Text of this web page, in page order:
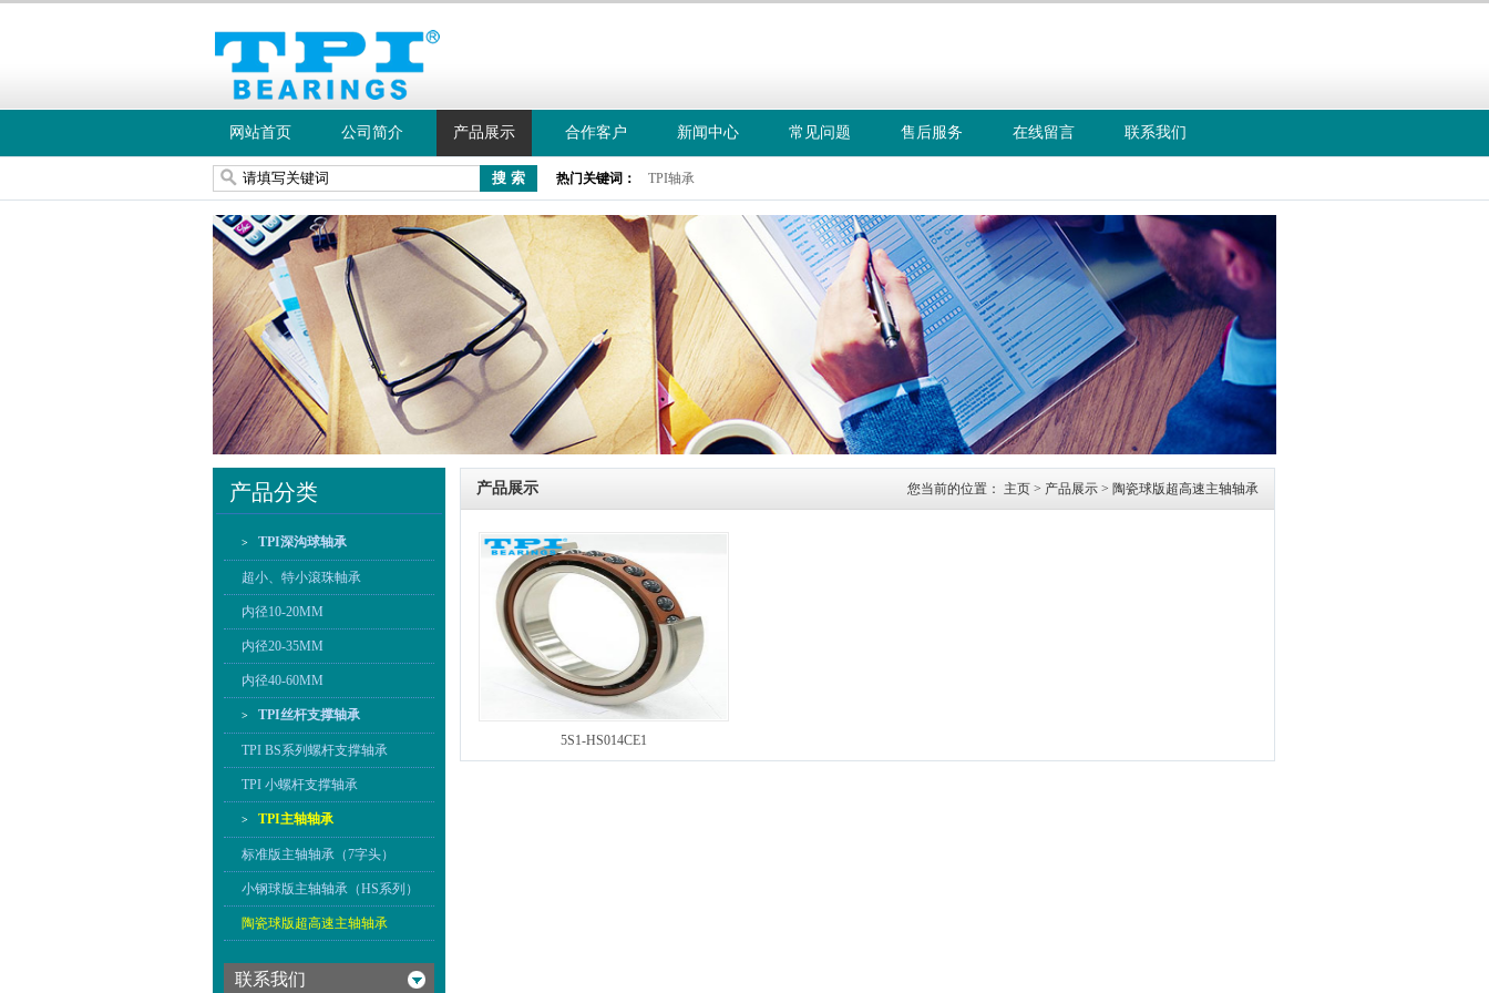
咨询热线：
网站首页 公司简介 产品展示 合作客户 新闻中心 常见问题 售后服务 在线留言 联系我们
热门关键词： TPI轴承
产品分类
> TPI深沟球轴承
超小、特小滾珠軸承
内径10-20MM
内径20-35MM
内径40-60MM
> TPI丝杆支撑轴承
TPI BS系列螺杆支撑轴承
TPI 小螺杆支撑轴承
> TPI主轴轴承
标准版主轴轴承（7字头）
小钢球版主轴轴承（HS系列）
陶瓷球版超高速主轴轴承
联系我们
您当前的位置： 主页 > 产品展示 > 陶瓷球版超高速主轴轴承
产品展示
5S1-HS014CE1